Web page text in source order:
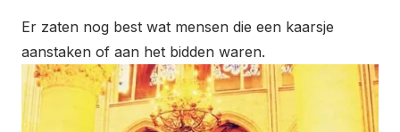
Er zaten nog best wat mensen die een kaarsje
aanstaken of aan het bidden waren.